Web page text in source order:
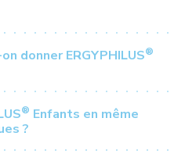
donner ERGYPHILUS®
® Enfants en même
?